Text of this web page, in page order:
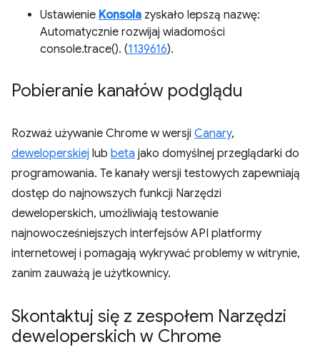
Ustawienie Konsola zyskało lepszą nazwę:
Automatycznie rozwijaj wiadomości
console.trace(). (1139616).
Pobieranie kanałów podglądu
Rozważ używanie Chrome w wersji Canary,
deweloperskiej lub beta jako domyślnej przeglądarki do
programowania. Te kanały wersji testowych zapewniają
dostęp do najnowszych funkcji Narzędzi
deweloperskich, umożliwiają testowanie
najnowocześniejszych interfejsów API platformy
internetowej i pomagają wykrywać problemy w witrynie,
zanim zauważą je użytkownicy.
Skontaktuj się z zespołem Narzędzi
deweloperskich w Chrome